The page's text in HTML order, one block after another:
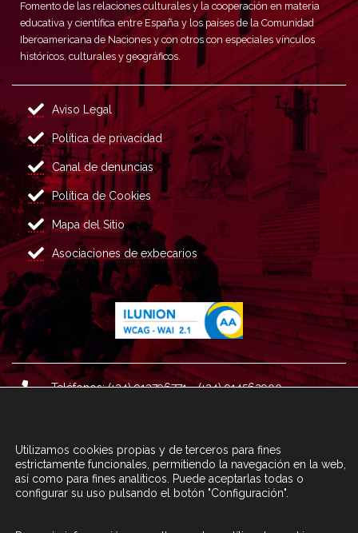
Fomento de las relaciones culturales y la cooperación en materia
educativa y científica entre España y los países de la Comunidad
Iberoamericana de Naciones y con otros con especiales vínculos
históricos, culturales y geográficos.
Aviso Legal
Política de privacidad
Canal de denuncias
Política de Cookies
Mapa del Sitio
Asociaciones de exbecarios
Teléfonos: (+34) 913796771 - (+34) 914562900
Correo : informacion@fundacioncarolina.es
CONTACTA CON FCA TRAVÉS DEL
Utilizamos cookies propias y de terceros para fines
estrictamente funcionales, permitiendo la navegación en la web,
así como para fines analíticos. Puede aceptarlas todas o
configurar su uso pulsando el botón "Configuración".